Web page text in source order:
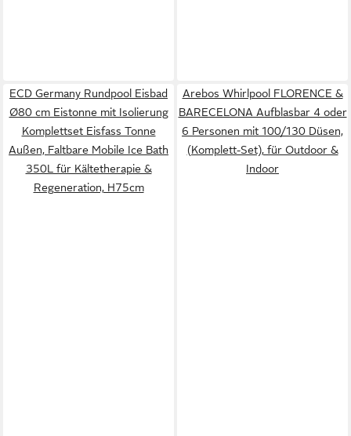
ECD Germany Rundpool Eisbad
Ø80 cm Eistonne mit Isolierung
Komplettset Eisfass Tonne
Außen, Faltbare Mobile Ice Bath
350L für Kältetherapie &
Regeneration, H75cm
Arebos Whirlpool FLORENCE &
BARECELONA Aufblasbar 4 oder
6 Personen mit 100/130 Düsen,
(Komplett-Set), für Outdoor &
Indoor